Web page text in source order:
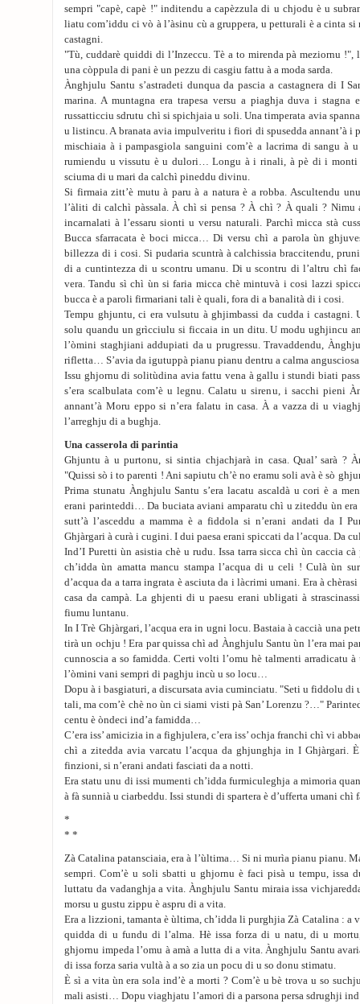
sempri "capè, capè !" inditendu a capèzzula di u chjodu è u
liatu com’iddu ci vò à l’àsinu cù a gruppera, u petturali è a cinta
castagni.
"Tù, cuddarè quiddi di l’Inzeccu. Tè a to mirenda pà meziornu
una còppula di pani è un pezzu di casgiu fattu à a moda sarda.
Ànghjulu Santu s’astradeti dunqua da pascia a castagnera di I
marina. A muntagna era trapesa versu a piaghja duva i stagna
russatticciu sdrutu chì si spichjaia u soli. Una timperata avia
u listincu. A branata avia impulveritu i fiori di spusedda annant’à i
mischiaia à i pampasgiola sanguini com’è a lacrima di sangu à
rumiendu u vissutu è u dulori… Longu à i rinali, à pè di i monti
sciuma di u mari da calchì pineddu divinu.
Si firmaia zitt’è mutu à paru à a natura è a robba. Ascultendu
l’àliti di calchì pàssala. À chì si pensa ? À chì ? À quali ? Nimu
incarnalati à l’essaru sionti u versu naturali. Parchì micca stà
Bucca sfarracata è boci micca… Di versu chì a parola ùn
billezza di i cosi. Si pudaria scuntrà à calchissia braccitendu,
di a cuntintezza di u scontru umanu. Di u scontru di l’altru chì
vera. Tandu sì chì ùn si faria micca chè mintuvà i cosi lazzi
bucca è a paroli firmariani tali è quali, fora di a banalità di i cosi.
Tempu ghjuntu, ci era vulsutu à ghjimbassi da cudda i castagni.
solu quandu un grìcciulu si ficcaia in un ditu. U modu ughjincu
l’òmini staghjiani addupiati da u prugressu. Travaddendu,
rifletta… S’avia da igutuppà pianu pianu dentru a calma angusciosa
Issu ghjornu di solitùdina avia fattu vena à gallu i stundi biati
s’era scalbulata com’è u legnu. Calatu u sirenu, i sacchi pieni
annant’à Moru eppo si n’era falatu in casa. À a vazza di u
l’arreghju di a bughja.
Una casserola di parintia
Ghjuntu à u purtonu, si sintia chjachjarà in casa. Qual’ sarà ?
"Quissi sò i to parenti ! Ani sapiutu ch’è no eramu soli avà è sò
Prima stunatu Ànghjulu Santu s’era lacatu ascaldà u cori è a
erani parinteddi… Da buciata aviani amparatu chì u ziteddu ùn era
sutt’à l’asceddu a mamma è a fiddola si n’erani andati da I
Ghjàrgari à curà i cugini. I dui paesa erani spiccati da l’acqua. Da
Ind’I Puretti ùn asistia chè u rudu. Issa tarra sicca chì ùn caccia
ch’idda ùn amatta mancu stampa l’acqua di u celi ! Culà ùn
d’acqua da a tarra ingrata è asciuta da i làcrimi umani. Era à
casa da campà. La ghjenti di u paesu erani ubligati à
fiumu luntanu.
In I Trè Ghjàrgari, l’acqua era in ugni locu. Bastaia à caccià una
tirà un ochju ! Era par quissa chì ad Ànghjulu Santu ùn l’era mai
cunnoscia a so famidda. Certi volti l’omu hè talmenti arradicatu à
l’òmini vani sempri di paghju incù u so locu…
Dopu à i basgiaturi, a discursata avia cuminciatu. "Seti u fiddolu
tali, ma com’è chè no ùn ci siami visti pà San’ Lorenzu ?…"
centu è òndeci ind’a famidda…
C’era iss’ amicizia in a fighjulera, c’era iss’ ochja franchi chì vi
chì a zitedda avia varcatu l’acqua da ghjunghja in I Ghjàrgari.
finzioni, si n’erani andati fasciati da a notti.
Era statu unu di issi mumenti ch’idda furmiculeghja a mimoria
à fà sunnià u ciarbeddu. Issi stundi di spartera è d’ufferta umani chì
*
* *
Zà Catalina patansciaia, era à l’ùltima… Si ni murìa pianu pianu.
sempri. Com’è u soli sbatti u ghjornu è faci pisà u tempu, issa
luttatu da vadanghja a vita. Ànghjulu Santu miraia issa
morsu u gustu zippu è aspru di a vita.
Era a lizzioni, tamanta è ùltima, ch’idda li purghjia Zà Catalina : a
quidda di u fundu di l’alma. Hè issa forza di u natu, di u
ghjornu impeda l’omu à amà a lutta di a vita. Ànghjulu Santu
di issa forza saria vultà à a so zia un pocu di u so donu stimatu.
È sì a vita ùn era sola ind’è a morti ? Com’è u bè trova u so
mali asisti… Dopu viaghjatu l’amori di a parsona persa sdrughji